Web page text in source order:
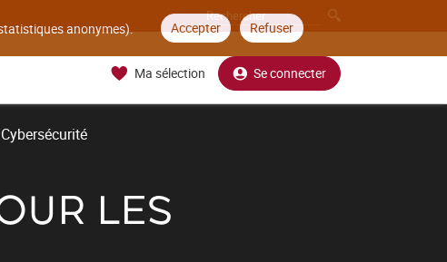
anonymes). Accepter Refuser
Ma sélection Se connecter
LES